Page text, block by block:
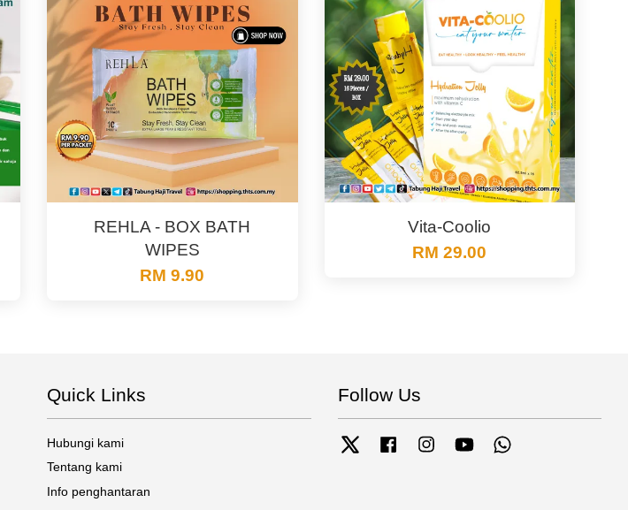
REHLA - BOX BATH
WIPES
RM 9.90
Vita-Coolio
RM 29.00
Quick Links
Hubungi kami
Tentang kami
Info penghantaran
Follow Us
Twitter FacebookInstagramYouTube